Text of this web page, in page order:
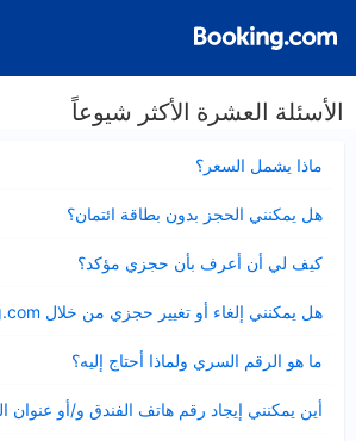
الأسئلة العشرة الأكثر شيوعاً
ماذا يشمل السعر؟
مصغر
هل يمكنني الحجز بدون بطاقة ائتمان؟
مصغر
كيف لي أن أعرف بأن حجزي مؤكد؟
مصغر
هل يمكنني إلغاء أو تغيير حجزي من خلال Booking.com؟
مصغر
ما هو الرقم السري ولماذا أحتاج إليه؟
مصغر
أين يمكنني إيجاد رقم هاتف الفندق و/أو عنوان
عرض
مصغر